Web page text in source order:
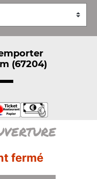
(67204)
fermé